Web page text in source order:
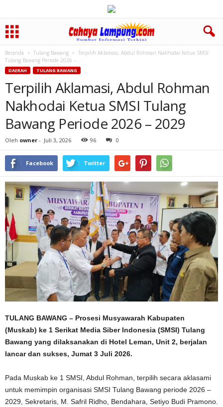
Beranda Tulang Bawang
Terpilih Aklamasi, Abdul Rohman Nakhodai Ketua SMSI
Tulang Bawang Periode 2026 –...
DAERAH TULANG BAWANG
Terpilih Aklamasi, Abdul Rohman
Nakhodai Ketua SMSI Tulang
Bawang Periode 2026 – 2029
Oleh owner - Juli 3, 2026 96 0
Facebook Twitter
TULANG BAWANG – Prosesi Musyawarah Kabupaten
(Muskab) ke 1 Serikat Media Siber Indonesia (SMSI) Tulang
Bawang yang dilaksanakan di Hotel Leman, Unit 2, berjalan
lancar dan sukses, Jumat 3 Juli 2026.
Pada Muskab ke 1 SMSI, Abdul Rohman, terpilih secara aklasami
untuk memimpin organisasi SMSI Tulang Bawang periode 2026 –
2029, Sekretaris, M. Safril Ridho, Bendahara, Setiyo Budi Pramono.